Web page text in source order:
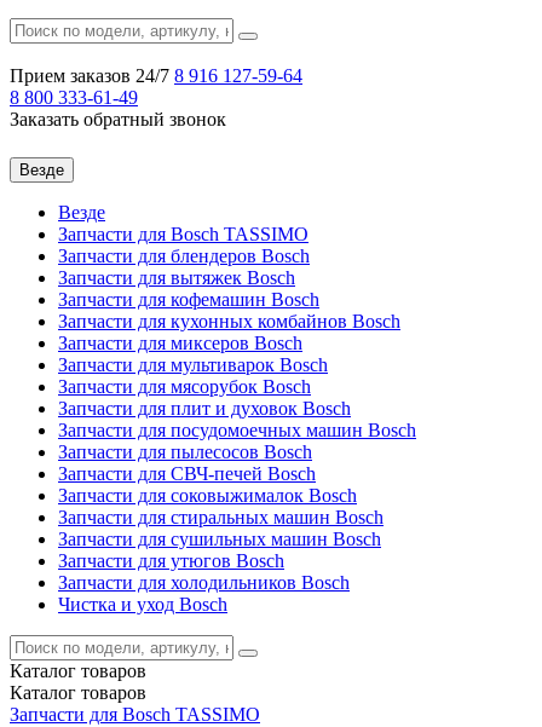
Прием заказов 24/7 8 916 127-59-64
8 800 333-61-49
Заказать обратный звонок
Везде
Везде
Запчасти для Bosch TASSIMO
Запчасти для блендеров Bosch
Запчасти для вытяжек Bosch
Запчасти для кофемашин Bosch
Запчасти для кухонных комбайнов Bosch
Запчасти для миксеров Bosch
Запчасти для мультиварок Bosch
Запчасти для мясорубок Bosch
Запчасти для плит и духовок Bosch
Запчасти для посудомоечных машин Bosch
Запчасти для пылесосов Bosch
Запчасти для СВЧ-печей Bosch
Запчасти для соковыжималок Bosch
Запчасти для стиральных машин Bosch
Запчасти для сушильных машин Bosch
Запчасти для утюгов Bosch
Запчасти для холодильников Bosch
Чистка и уход Bosch
Каталог товаров
Каталог товаров
Запчасти для Bosch TASSIMO